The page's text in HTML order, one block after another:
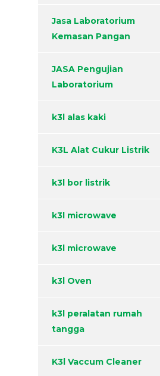
Jasa Laboratorium
Kemasan Pangan
JASA Pengujian
Laboratorium
k3l alas kaki
K3L Alat Cukur Listrik
k3l bor listrik
k3l microwave
k3l microwave
k3l Oven
k3l peralatan rumah
tangga
K3l Vaccum Cleaner